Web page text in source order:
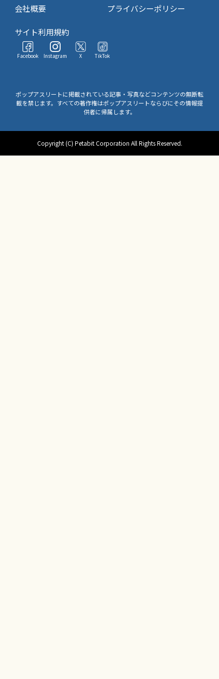
会社概要
プライバシーポリシー
サイト利用規約
Facebook Instagram X TikTok
ポップアスリートに掲載されている記事・写真などコンテンツの無断転
載を禁じます。すべての著作権はポップアスリートならびにその情報提
供者に帰属します。
Copyright (C) Petabit Corporation All Rights Reserved.